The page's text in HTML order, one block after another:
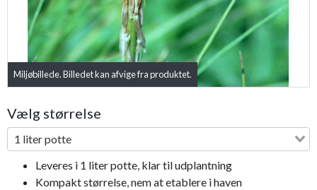
Miljøbillede. Billedet kan afvige fra produktet.
Vælg størrelse
1 liter potte
Leveres i 1 liter potte, klar til udplantning
Kompakt størrelse, nem at etablere i haven